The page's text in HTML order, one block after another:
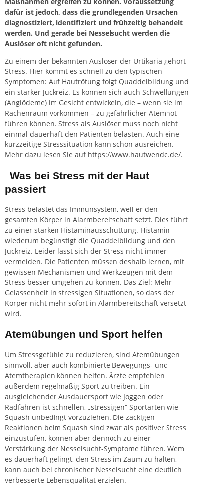
dafür ist jedoch, dass die grundlegenden Ursachen
diagnostiziert, identifiziert und frühzeitig behandelt
werden. Und gerade bei Nesselsucht werden die
Auslöser oft nicht gefunden.
Zu einem der bekannten Auslöser der Urtikaria gehört
Stress. Hier kommt es schnell zu den typischen
Symptomen: Auf Hautrötung folgt Quaddelbildung und
ein starker Juckreiz. Es können sich auch Schwellungen
(Angiödeme) im Gesicht entwickeln, die – wenn sie im
Rachenraum vorkommen – zu gefährlicher Atemnot
führen können. Stress als Auslöser muss noch nicht
einmal dauerhaft den Patienten belasten. Auch eine
kurzzeitige Stresssituation kann schon ausreichen.
Mehr dazu lesen Sie auf https://www.hautwende.de/.
Was bei Stress mit der Haut
passiert
Stress belastet das Immunsystem, weil er den
gesamten Körper in Alarmbereitschaft setzt. Dies führt
zu einer starken Histaminausschüttung. Histamin
wiederum begünstigt die Quaddelbildung und den
Juckreiz. Leider lässt sich der Stress nicht immer
vermeiden. Die Patienten müssen deshalb lernen, mit
gewissen Mechanismen und Werkzeugen mit dem
Stress besser umgehen zu können. Das Ziel: Mehr
Gelassenheit in stressigen Situationen, so dass der
Körper nicht mehr sofort in Alarmbereitschaft versetzt
wird.
Atemübungen und Sport helfen
Um Stressgefühle zu reduzieren, sind Atemübungen
sinnvoll, aber auch kombinierte Bewegungs- und
Atemtherapien können helfen. Ärzte empfehlen
außerdem regelmäßig Sport zu treiben. Ein
ausgleichender Ausdauersport wie Joggen oder
Radfahren ist schnellen, „stressigen“ Sportarten wie
Squash unbedingt vorzuziehen. Die zackigen
Reaktionen beim Squash sind zwar als positiver Stress
einzustufen, können aber dennoch zu einer
Verstärkung der Nesselsucht-Symptome führen. Wem
es dauerhaft gelingt, den Stress im Zaum zu halten,
kann auch bei chronischer Nesselsucht eine deutlich
verbesserte Lebensqualität erzielen.